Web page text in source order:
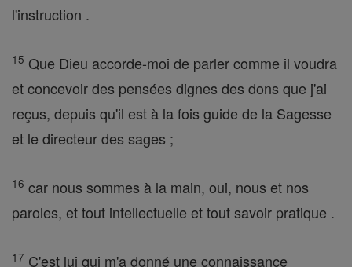
l'instruction .
15 Que Dieu accorde-moi de parler comme il voudra
et concevoir des pensées dignes des dons que j'ai
reçus, depuis qu'il est à la fois guide de la Sagesse
et le directeur des sages ;
16 car nous sommes à la main, oui, nous et nos
paroles, et tout intellectuelle et tout savoir pratique .
17 C'est lui qui m'a donné une connaissance